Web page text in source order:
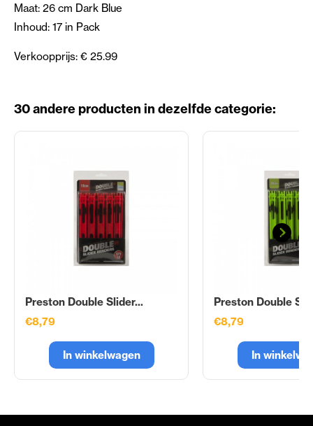
Maat: 26 cm Dark Blue
Inhoud: 17 in Pack
Verkoopprijs: € 25.99
30 andere producten in dezelfde categorie:
Preston Double Slider...
€8,79
In winkelwagen
Preston Double
€8,79
In